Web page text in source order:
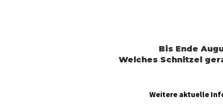
Bis Ende
Welches Schnitzel
Weitere aktuelle